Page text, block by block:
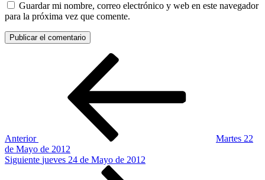
Guardar mi nombre, correo electrónico y web en este navegador
para la próxima vez que comente.
Anterior
Martes 22
de Mayo de 2012
Siguiente
Siguiente jueves 24 de Mayo de 2012